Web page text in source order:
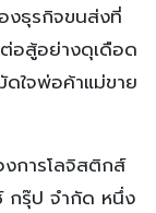
งธุรกิจขนส่งที่
อสู้อย่างดุเดือด
ดใจพ่อค้าแม่ขาย
งการโลจิสติกส์
กรุ๊ป จำกัด หนึ่ง